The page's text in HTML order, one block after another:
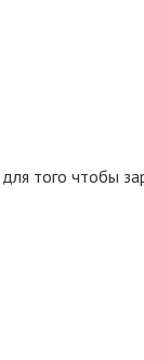
, для того чтобы